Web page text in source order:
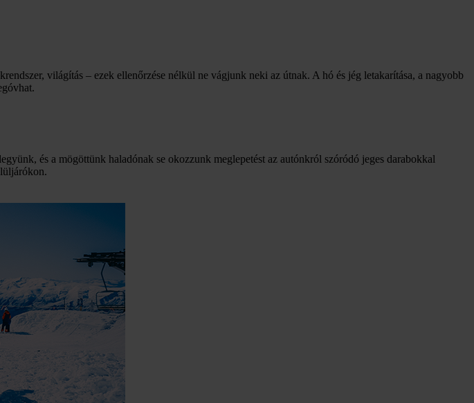
világítás – ezek ellenőrzése nélkül ne vágjunk neki az útnak. A hó és jég letakarítása, a nagyobb
és a mögöttünk haladónak se okozzunk meglepetést az autónkról szóródó jeges darabokkal